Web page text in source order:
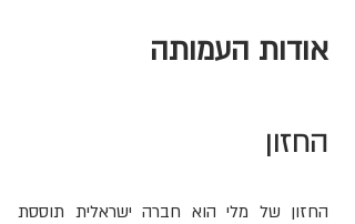
אודות העמותה
החזון
החזון של מלי הוא חברה ישראלית תוססת